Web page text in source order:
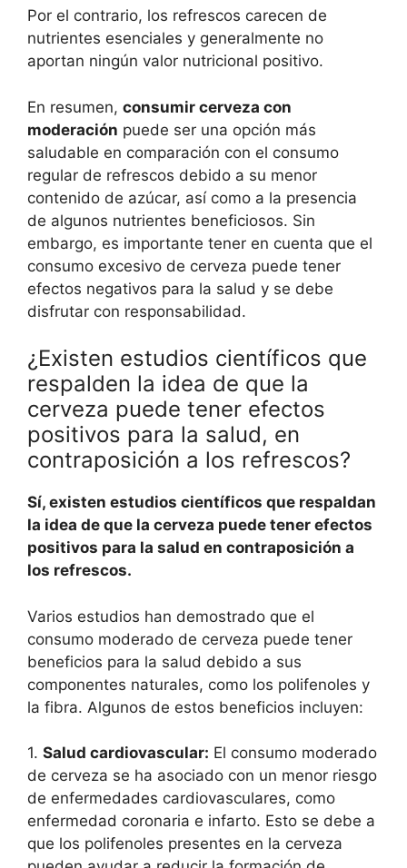
Por el contrario, los refrescos carecen de
nutrientes esenciales y generalmente no
aportan ningún valor nutricional positivo.
En resumen, consumir cerveza con
moderación puede ser una opción más
saludable en comparación con el consumo
regular de refrescos debido a su menor
contenido de azúcar, así como a la presencia
de algunos nutrientes beneficiosos. Sin
embargo, es importante tener en cuenta que el
consumo excesivo de cerveza puede tener
efectos negativos para la salud y se debe
disfrutar con responsabilidad.
¿Existen estudios científicos que
respalden la idea de que la
cerveza puede tener efectos
positivos para la salud, en
contraposición a los refrescos?
Sí, existen estudios científicos que respaldan
la idea de que la cerveza puede tener efectos
positivos para la salud en contraposición a
los refrescos.
Varios estudios han demostrado que el
consumo moderado de cerveza puede tener
beneficios para la salud debido a sus
componentes naturales, como los polifenoles y
la fibra. Algunos de estos beneficios incluyen:
1. Salud cardiovascular: El consumo moderado
de cerveza se ha asociado con un menor riesgo
de enfermedades cardiovasculares, como
enfermedad coronaria e infarto. Esto se debe a
que los polifenoles presentes en la cerveza